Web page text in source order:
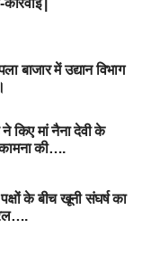
बाजार में उद्यान विभाग
किए मां नैना देवी के
की….
के बीच खूनी संघर्ष का